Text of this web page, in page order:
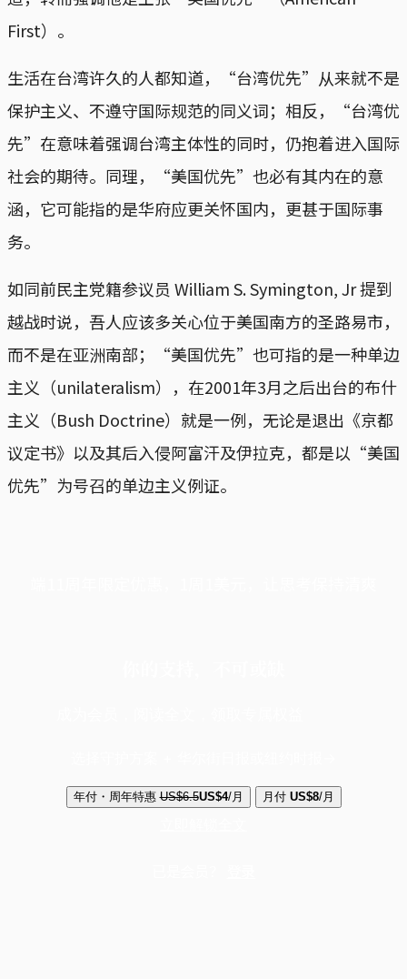
First）。
生活在台湾许久的人都知道，“台湾优先”从来就不是
保护主义、不遵守国际规范的同义词；相反，“台湾优
先”在意味着强调台湾主体性的同时，仍抱着进入国际
社会的期待。同理，“美国优先”也必有其内在的意
涵，它可能指的是华府应更关怀国内，更甚于国际事
务。
如同前民主党籍参议员 William S. Symington, Jr 提到
越战时说，吾人应该多关心位于美国南方的圣路易市，
而不是在亚洲南部；“美国优先”也可指的是一种单边
主义（unilateralism），在2001年3月之后出台的布什
主义（Bush Doctrine）就是一例，无论是退出《京都
议定书》以及其后入侵阿富汗及伊拉克，都是以“美国
优先”为号召的单边主义例证。
年付・周年特惠 US$6.5US$4/月 月付 US$8/月